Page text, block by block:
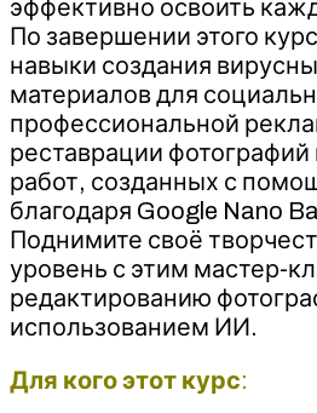
эффективно освоить
По завершении этого
навыки создания
материалов для
профессиональной
реставрации фотографий
работ, созданных с
благодаря Google Nano
Поднимите своё
уровень с этим мастер-
редактированию
использованием ИИ.
Для кого этот курс: